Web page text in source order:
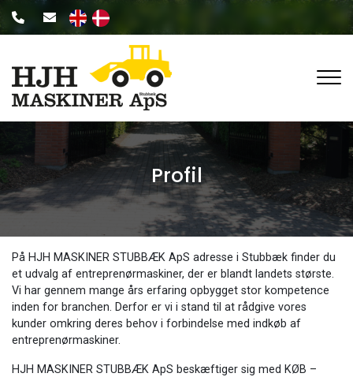
Gå
til
Profil
Profil
På HJH MASKINER STUBBÆK ApS adresse i Stubbæk finder du
et udvalg af entreprenørmaskiner, der er blandt landets største.
Vi har gennem mange års erfaring opbygget stor kompetence
inden for branchen. Derfor er vi i stand til at rådgive vores
kunder omkring deres behov i forbindelse med indkøb af
entreprenørmaskiner.
HJH MASKINER STUBBÆK ApS beskæftiger sig med KØB –